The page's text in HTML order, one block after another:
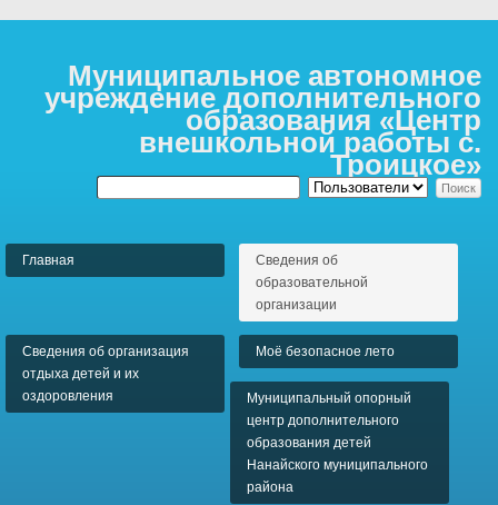
Муниципальное автономное
учреждение дополнительного
образования «Центр
внешкольной работы с.
Троицкое»
Главная
Сведения об
образовательной
организации
Сведения об организация
отдыха детей и их
оздоровления
Моё безопасное лето
Муниципальный опорный
центр дополнительного
образования детей
Нанайского муниципального
района